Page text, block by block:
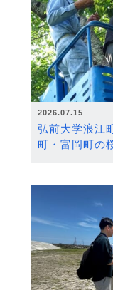
2026.07.15
弘前大学浪江
町・富岡町の